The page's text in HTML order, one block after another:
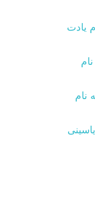
یادت
نام